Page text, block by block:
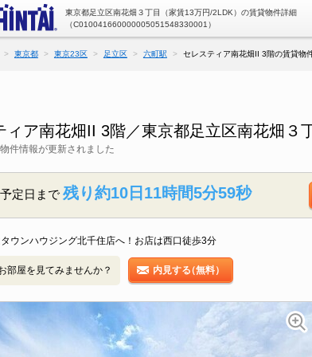
東京都足立区南花畑３丁目（家賃13万円/2LDK）の賃貸物件詳細
（C010041660000005051548330001）
東京都 東京23区 足立区 六町駅 セレスティア南花畑II 3階の賃貸物
ィア南花畑II 3階／東京都足立区南花畑３
件情報が更新されました
定日まで 残り約10日11時間5分58秒
ウンハウジング北千住店へ！お店は西口徒歩3分
部屋を見てみませんか？ 内見する（無料）